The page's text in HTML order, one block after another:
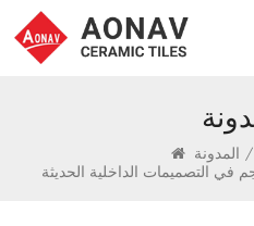
/ المدونة
في التصميمات الداخلية الحديثة